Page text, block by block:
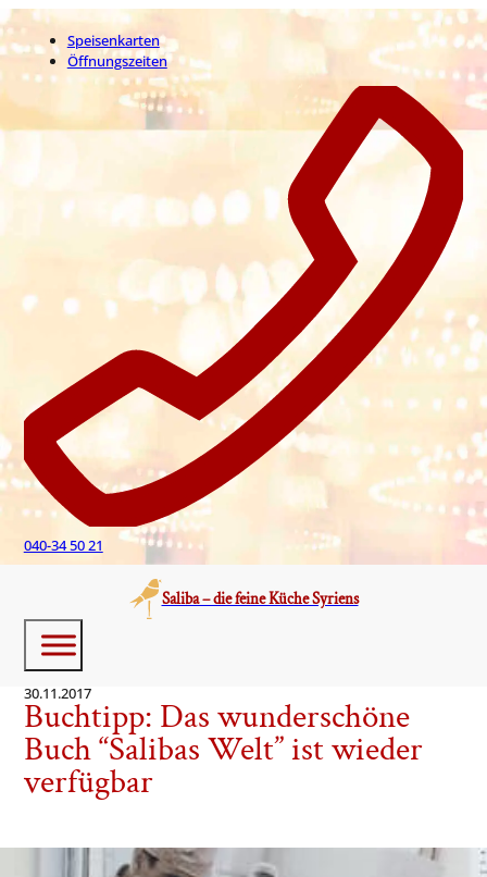
Speisenkarten
Öffnungszeiten
040-34 50 21
Saliba – die feine Küche Syriens
30.11.2017
Buchtipp: Das wunderschöne
Buch “Salibas Welt” ist wieder
verfügbar